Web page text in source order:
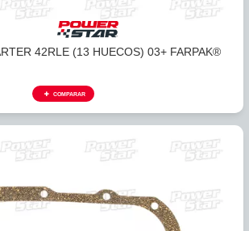
CORCHO 62TE (12 HUECOS) 07+